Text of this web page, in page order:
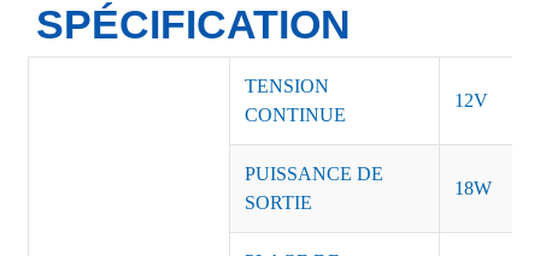
SPÉCIFICATION
TENSION
CONTINUE
12V
PUISSANCE DE
SORTIE
18W